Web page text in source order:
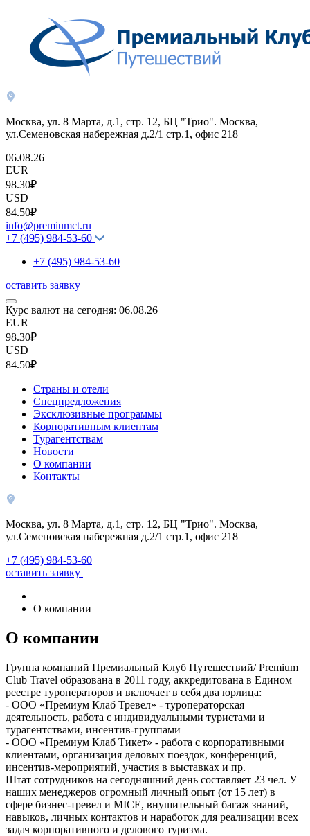
Москва, ул. 8 Марта, д.1, стр. 12, БЦ "Трио". Москва,
ул.Семеновская набережная д.2/1 стр.1, офис 218
06.08.26
EUR
98.30₽
USD
84.50₽
info@premiumct.ru
+7 (495) 984-53-60
+7 (495) 984-53-60
оставить заявку
Курс валют на сегодня: 06.08.26
EUR
98.30₽
USD
84.50₽
Страны и отели
Спецпредложения
Эксклюзивные программы
Корпоративным клиентам
Турагентствам
Новости
О компании
Контакты
Москва, ул. 8 Марта, д.1, стр. 12, БЦ "Трио". Москва,
ул.Семеновская набережная д.2/1 стр.1, офис 218
+7 (495) 984-53-60
оставить заявку
О компании
О компании
Группа компаний Премиальный Клуб Путешествий/ Premium
Club Travel образована в 2011 году, аккредитована в Едином
реестре туроператоров и включает в себя два юрлица:
- ООО «Премиум Клаб Тревел» - туроператорская
деятельность, работа с индивидуальными туристами и
турагентствами, инсентив-группами
- ООО «Премиум Клаб Тикет» - работа с корпоративными
клиентами, организация деловых поездок, конференций,
инсентив-мероприятий, участия в выставках и пр.
Штат сотрудников на сегодняшний день составляет 23 чел. У
наших менеджеров огромный личный опыт (от 15 лет) в
сфере бизнес-тревел и MICE, внушительный багаж знаний,
навыков, личных контактов и наработок для реализации всех
задач корпоративного и делового туризма.